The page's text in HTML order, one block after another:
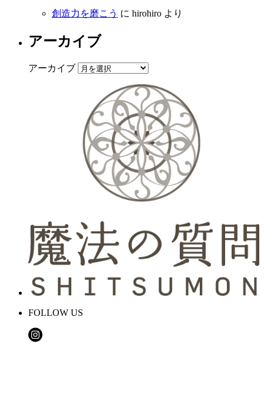
創造力を磨こう に hirohiro より
アーカイブ
アーカイブ
FOLLOW US